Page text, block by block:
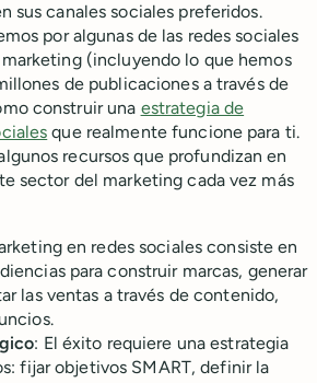
sus canales sociales preferidos.
por algunas de las redes sociales
marketing (incluyendo lo que hemos
de publicaciones a través de
construir una estrategia de
que realmente funcione para ti.
recursos que profundizan en
sector del marketing cada vez más
en redes sociales consiste en
para construir marcas, generar
las ventas a través de contenido,
: El éxito requiere una estrategia
fijar objetivos SMART, definir la